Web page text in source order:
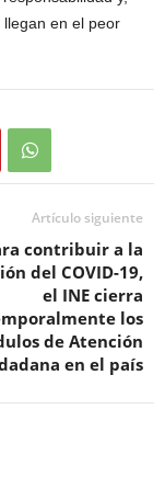
en el peor
Artículo siguiente
contribuir a la
del COVID-19,
el INE cierra
los
de Atención
en el país